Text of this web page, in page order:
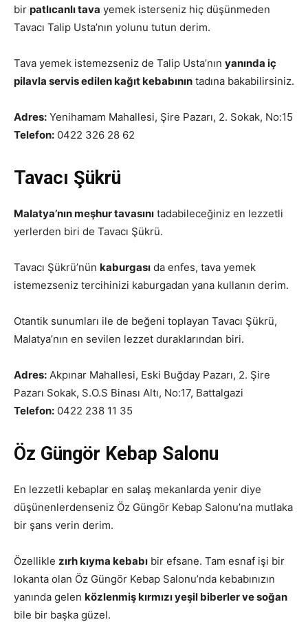
bir patlıcanlı tava yemek isterseniz hiç düşünmeden
Tavacı Talip Usta’nın yolunu tutun derim.
Tava yemek istemezseniz de Talip Usta’nın yanında iç
pilavla servis edilen kağıt kebabının tadına bakabilirsiniz.
Adres: Yenihamam Mahallesi, Şire Pazarı, 2. Sokak, No:15
Telefon: 0422 326 28 62
Tavacı Şükrü
Malatya’nın meşhur tavasını tadabileceğiniz en lezzetli
yerlerden biri de Tavacı Şükrü.
Tavacı Şükrü’nün kaburgası da enfes, tava yemek
istemezseniz tercihinizi kaburgadan yana kullanın derim.
Otantik sunumları ile de beğeni toplayan Tavacı Şükrü,
Malatya’nın en sevilen lezzet duraklarından biri.
Adres: Akpınar Mahallesi, Eski Buğday Pazarı, 2. Şire
Pazarı Sokak, S.O.S Binası Altı, No:17, Battalgazi
Telefon: 0422 238 11 35
Öz Güngör Kebap Salonu
En lezzetli kebaplar en salaş mekanlarda yenir diye
düşünenlerdenseniz Öz Güngör Kebap Salonu’na mutlaka
bir şans verin derim.
Özellikle zırh kıyma kebabı bir efsane. Tam esnaf işi bir
lokanta olan Öz Güngör Kebap Salonu’nda kebabınızın
yanında gelen közlenmiş kırmızı yeşil biberler ve soğan
bile bir başka güzel.